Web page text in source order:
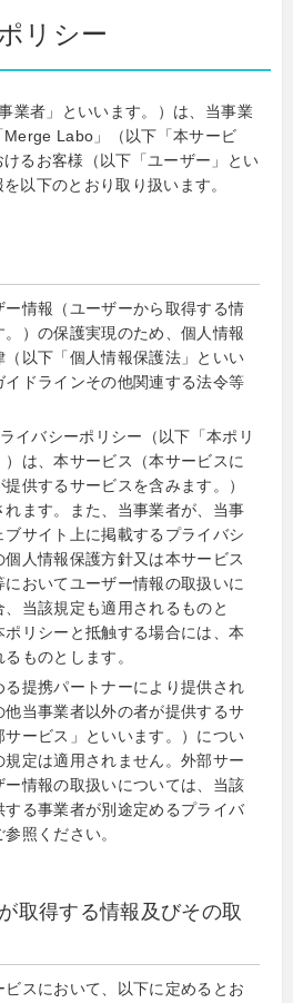
リシー
業者」といいます。）は、当事業
Labo」（以下「本サービ
るお客様（以下「ユーザー」とい
以下のとおり取り扱います。
ー情報（ユーザーから取得する情
）の保護実現のため、個人情報
以下「個人情報保護法」といい
イドラインその他関連する法令等
イバシーポリシー（以下「本ポリ
は、本サービス（本サービスに
供するサービスを含みます。）
ます。また、当事業者が、当事
サイト上に掲載するプライバシ
人情報保護方針又は本サービス
おいてユーザー情報の取扱いに
当該規定も適用されるものと
ポリシーと抵触する場合には、本
ものとします。
提携パートナーにより提供され
他当事業者以外の者が提供するサ
サービス」といいます。）につい
定は適用されません。外部サー
ー情報の取扱いについては、当該
る事業者が別途定めるプライバ
照ください。
取得する情報及びその取
スにおいて、以下に定めるとお